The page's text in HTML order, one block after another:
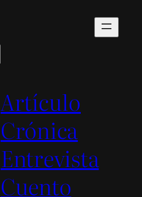
Artículo
Crónica
Entrevista
Cuento